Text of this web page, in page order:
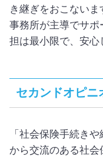
き継ぎをおこない
事務所が主導でサポ
担は最小限で、安心
セカンドオピニ
「社会保険手続き
から交流のある社